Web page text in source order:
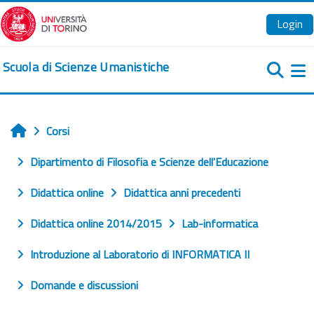
Vai al contenuto principale
Login
Scuola di Scienze Umanistiche
Home
Corsi
Dipartimento di Filosofia e Scienze dell'Educazione
Didattica online
Didattica anni precedenti
Didattica online 2014/2015
Lab-informatica
Introduzione al Laboratorio di INFORMATICA II
Domande e discussioni